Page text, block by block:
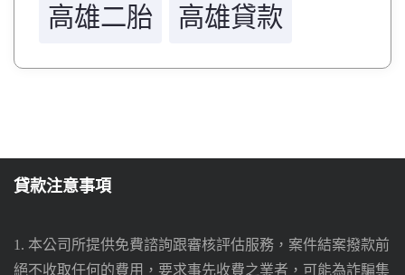
高雄二胎 高雄貸款
貸款注意事項
1. 本公司所提供免費諮詢跟審核評估服務，案件結案撥款前
絕不收取任何的費用，要求事先收費之業者，可能為詐騙集